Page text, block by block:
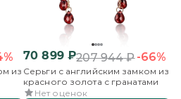
из
70 899₽207 944₽-66%
Серьги с английским замком из
красного золота с гранатами
Нет оценок